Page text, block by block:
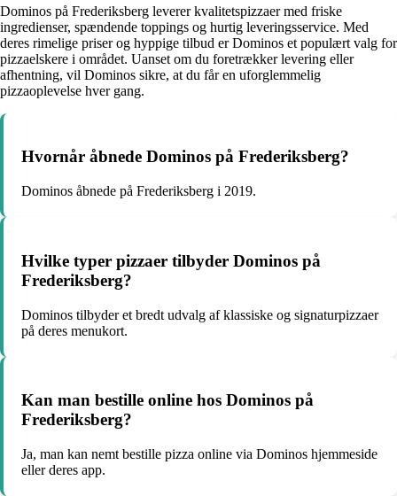
Dominos på Frederiksberg leverer kvalitetspizzaer med friske
ingredienser, spændende toppings og hurtig leveringsservice. Med
deres rimelige priser og hyppige tilbud er Dominos et populært valg for
pizzaelskere i området. Uanset om du foretrækker levering eller
afhentning, vil Dominos sikre, at du får en uforglemmelig
pizzaoplevelse hver gang.
Hvornår åbnede Dominos på Frederiksberg?
Dominos åbnede på Frederiksberg i 2019.
Hvilke typer pizzaer tilbyder Dominos på
Frederiksberg?
Dominos tilbyder et bredt udvalg af klassiske og signaturpizzaer
på deres menukort.
Kan man bestille online hos Dominos på
Frederiksberg?
Ja, man kan nemt bestille pizza online via Dominos hjemmeside
eller deres app.